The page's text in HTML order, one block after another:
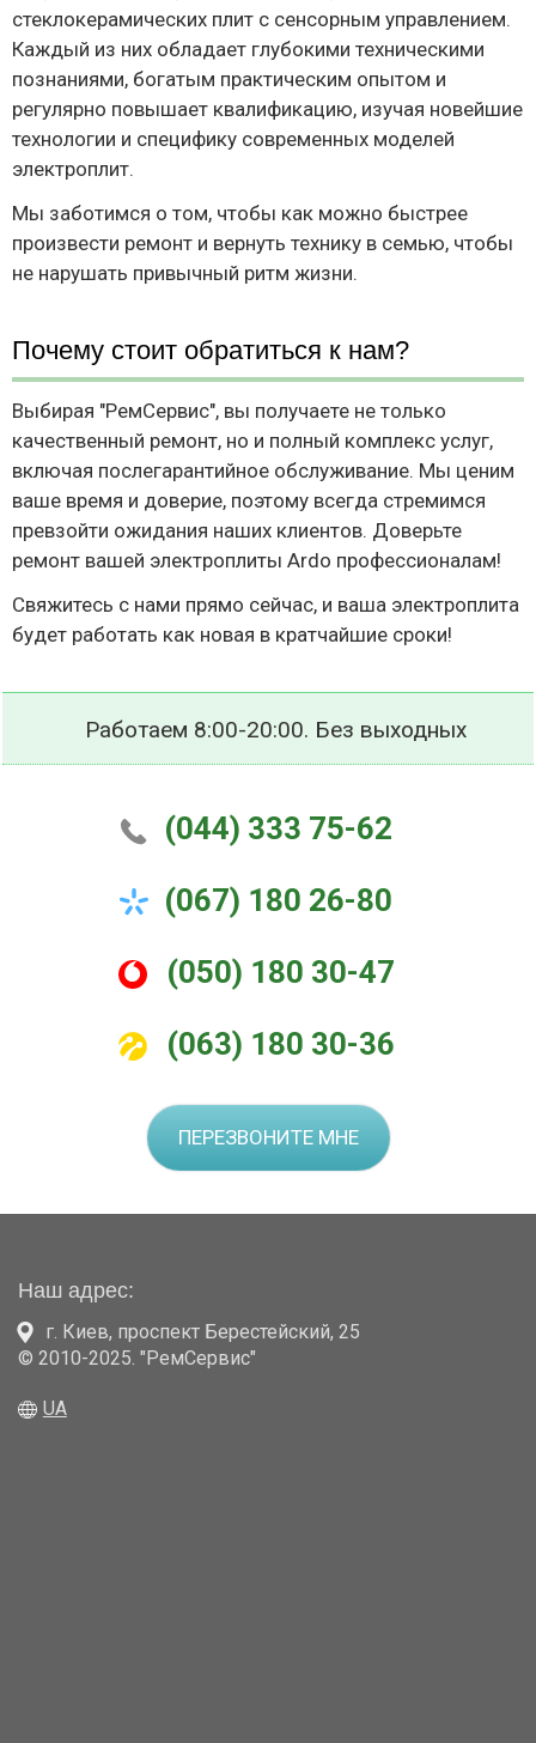
стеклокерамических плит с сенсорным управлением.
Каждый из них обладает глубокими техническими
познаниями, богатым практическим опытом и
регулярно повышает квалификацию, изучая новейшие
технологии и специфику современных моделей
электроплит.
Мы заботимся о том, чтобы как можно быстрее
произвести ремонт и вернуть технику в семью, чтобы
не нарушать привычный ритм жизни.
Почему стоит обратиться к нам?
Выбирая "РемСервис", вы получаете не только
качественный ремонт, но и полный комплекс услуг,
включая послегарантийное обслуживание. Мы ценим
ваше время и доверие, поэтому всегда стремимся
превзойти ожидания наших клиентов. Доверьте
ремонт вашей электроплиты Ardo профессионалам!
Свяжитесь с нами прямо сейчас, и ваша электроплита
будет работать как новая в кратчайшие сроки!
Работаем 8:00-20:00. Без выходных
(044) 333 75-62
(067) 180 26-80
(050) 180 30-47
(063) 180 30-36
ПЕРЕЗВОНИТЕ МНЕ
Наш адрес:
г. Киев, проспект Берестейский, 25
© 2010-2025. "РемСервис"
UA